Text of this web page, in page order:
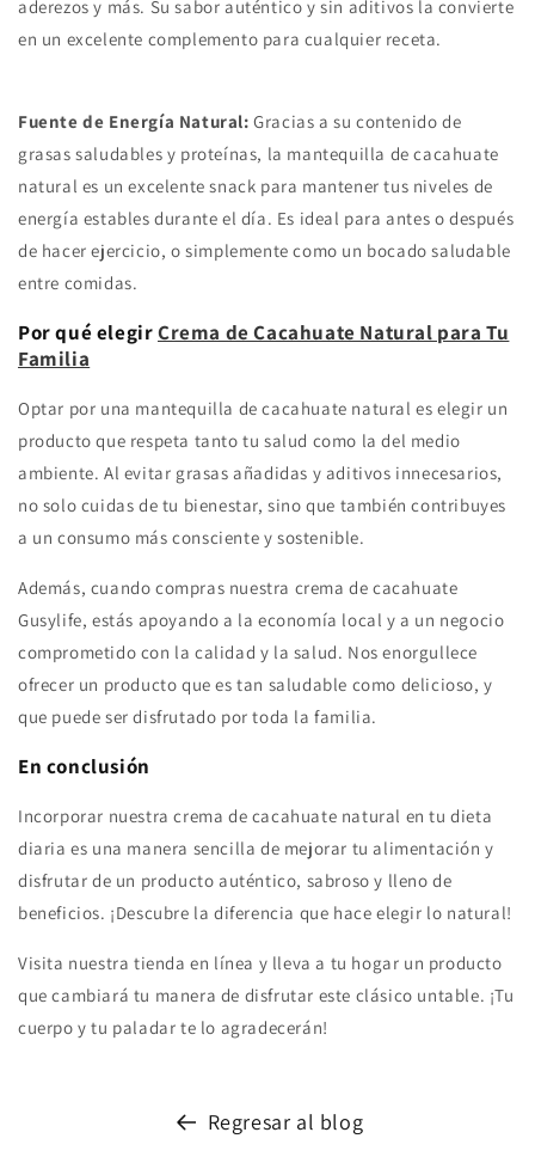
aderezos y más. Su sabor auténtico y sin aditivos la convierte
en un excelente complemento para cualquier receta.
Fuente de Energía Natural: Gracias a su contenido de
grasas saludables y proteínas, la mantequilla de cacahuate
natural es un excelente snack para mantener tus niveles de
energía estables durante el día. Es ideal para antes o después
de hacer ejercicio, o simplemente como un bocado saludable
entre comidas.
Por qué elegirCrema de Cacahuate Natural para Tu
Familia
Optar por una mantequilla de cacahuate natural es elegir un
producto que respeta tanto tu salud como la del medio
ambiente. Al evitar grasas añadidas y aditivos innecesarios,
no solo cuidas de tu bienestar, sino que también contribuyes
a un consumo más consciente y sostenible.
Además, cuando compras nuestra crema de cacahuate
Gusylife, estás apoyando a la economía local y a un negocio
comprometido con la calidad y la salud. Nos enorgullece
ofrecer un producto que es tan saludable como delicioso, y
que puede ser disfrutado por toda la familia.
En conclusión
Incorporar nuestra crema de cacahuate natural en tu dieta
diaria es una manera sencilla de mejorar tu alimentación y
disfrutar de un producto auténtico, sabroso y lleno de
beneficios. ¡Descubre la diferencia que hace elegir lo natural!
Visita nuestra tienda en línea y lleva a tu hogar un producto
que cambiará tu manera de disfrutar este clásico untable. ¡Tu
cuerpo y tu paladar te lo agradecerán!
Regresar al blog